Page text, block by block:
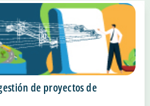
de proyectos de